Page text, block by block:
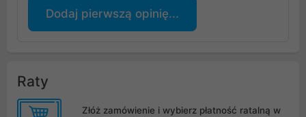
Dodaj pierwszą opinię...
Raty
Złóż zamówienie i wybierz płatność ratalną w